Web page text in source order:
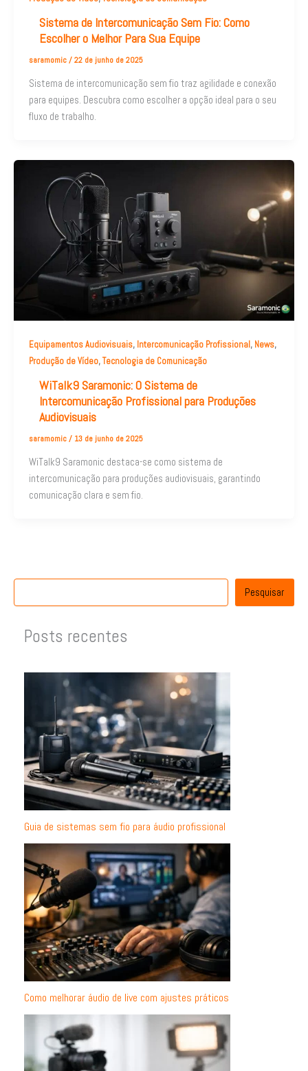
Sistema de Intercomunicação Sem Fio: Como
Escolher o Melhor Para Sua Equipe
saramomic / 22 de junho de 2025
Sistema de intercomunicação sem fio traz agilidade e conexão
para equipes. Descubra como escolher a opção ideal para o seu
fluxo de trabalho.
Equipamentos Audiovisuais, Intercomunicação Profissional, News,
Produção de Vídeo,Tecnologia de Comunicação
WiTalk9 Saramonic: O Sistema de
Intercomunicação Profissional para Produções
Audiovisuais
saramomic / 13 de junho de 2025
WiTalk9 Saramonic destaca-se como sistema de
intercomunicação para produções audiovisuais, garantindo
comunicação clara e sem fio.
Pesquisar
Posts recentes
Guia de sistemas sem fio para áudio profissional
Como melhorar áudio de live com ajustes práticos